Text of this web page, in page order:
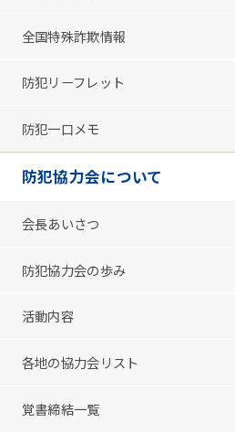
全国特殊詐欺情報
防犯リーフレット
防犯一口メモ
防犯協力会について
会長あいさつ
防犯協力会の歩み
活動内容
各地の協力会リスト
覚書締結一覧